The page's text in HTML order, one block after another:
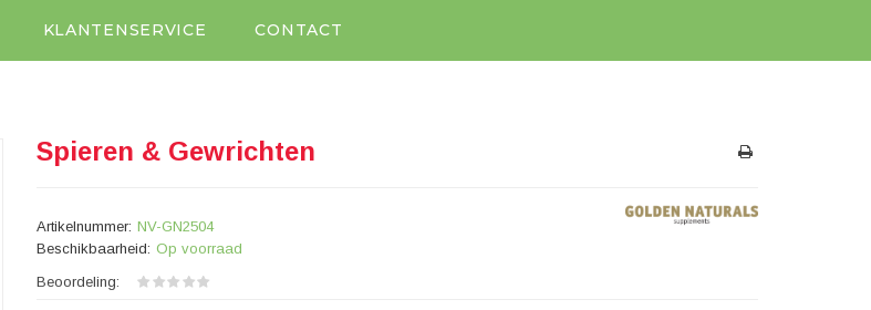
KLANTENSERVICE CONTACT
Spieren & Gewrichten
Artikelnummer: NV-GN2504
Beschikbaarheid: Op voorraad
Beoordeling: